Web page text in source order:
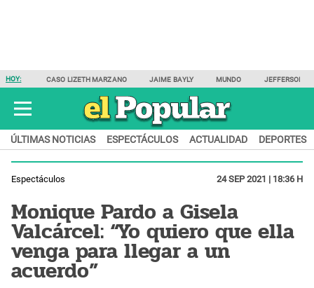
HOY: CASO LIZETH MARZANO JAIME BAYLY MUNDO JEFFERSON
ÚLTIMAS NOTICIAS ESPECTÁCULOS ACTUALIDAD DEPORTES
Espectáculos 24 SEP 2021 | 18:36 H
Monique Pardo a Gisela
Valcárcel: “Yo quiero que ella
venga para llegar a un
acuerdo”